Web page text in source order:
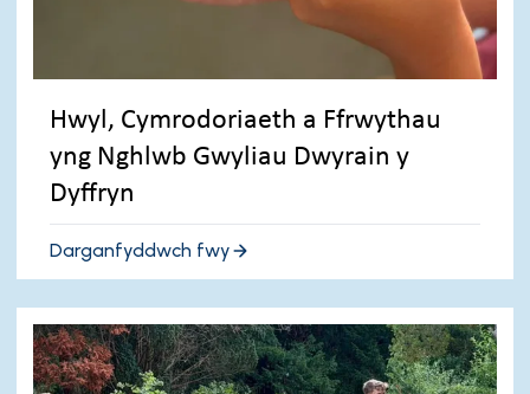
Hwyl, Cymrodoriaeth a Ffrwythau
yng Nghlwb Gwyliau Dwyrain y
Dyffryn
Darganfyddwch fwy